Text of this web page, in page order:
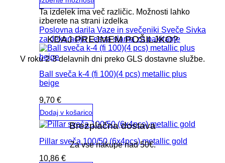
Ta izdelek ima več različic. Možnosti lahko
izberete na strani izdelka
Poslovna darila Vaze in svečeniki Sveče Sivka
za dekoracijo Lesna slama za pakiranje
Ball sveča k-4 (fi 100)(4 pcs) metallic plus
beige
9,70 €
Dodaj v košarico
Pillar sveča 100/50 (6x4pcs) metallic gold
10,86 €
KDAJ PREJMEM POŠILJKO?
V roku 2-3 delavnih dni preko GLS dostavne službe.
Brezplačna dostava
Za vse nakupe nad 50€.